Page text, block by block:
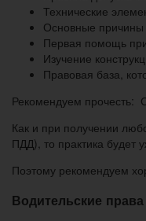
Технические
Основные
Первая помощь
Изучение
Правовая база,
Рекомендуем прочесть:
Как и при получении
ПДД), то практика будет
Поэтому рекомендуем
Водительские